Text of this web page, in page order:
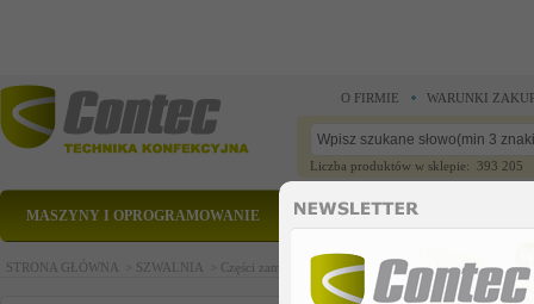
O FIRMIE WARUNKI
Liczba produktów w sklepie: 393 205
MASZYNY I OPROGRAMOWANIE CZĘŚCI ZAMIENNE
STRONA GŁÓWNA > SZWALNIA > Części zamienne do maszyn szwalniczych >Części